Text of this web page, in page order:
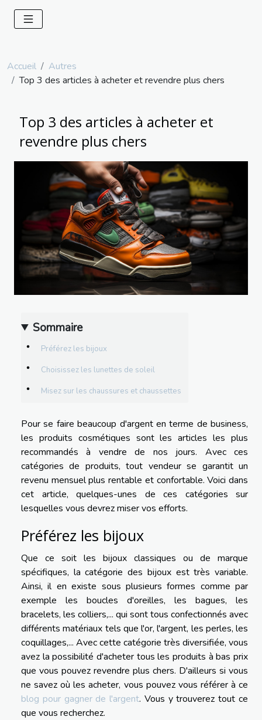
Accueil
Autres
Top 3 des articles à acheter et revendre plus chers
Top 3 des articles à acheter et
revendre plus chers
Sommaire
Préférez les bijoux
Choisissez les lunettes de soleil
Misez sur les chaussures et chaussettes
Pour se faire beaucoup d'argent en terme de business,
les produits cosmétiques sont les articles les plus
recommandés à vendre de nos jours. Avec ces
catégories de produits, tout vendeur se garantit un
revenu mensuel plus rentable et confortable. Voici dans
cet article, quelques-unes de ces catégories sur
lesquelles vous devrez miser vos efforts.
Préférez les bijoux
Que ce soit les bijoux classiques ou de marque
spécifiques, la catégorie des bijoux est très variable.
Ainsi, il en existe sous plusieurs formes comme par
exemple les boucles d'oreilles, les bagues, les
bracelets, les colliers,... qui sont tous confectionnés avec
différents matériaux tels que l'or, l'argent, les perles, les
coquillages,... Avec cette catégorie très diversifiée, vous
avez la possibilité d'acheter tous les produits à bas prix
que vous pouvez revendre plus chers. D'ailleurs si vous
ne savez où les acheter, vous pouvez vous référer à ce
blog pour gagner de l'argent. Vous y trouverez tout ce
que vous recherchez.